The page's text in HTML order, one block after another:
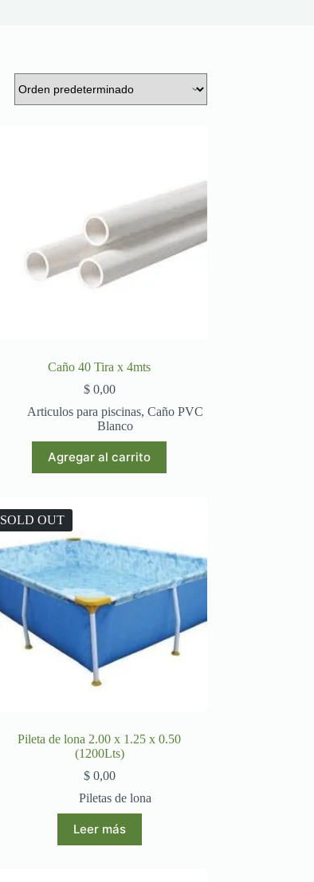
Caño 40 Tira x 4mts
$0,00
Articulos para piscinas,Caño PVC
Blanco
Agregar al carrito
SOLD OUT
Pileta de lona 2.00 x 1.25 x 0.50
(1200Lts)
$0,00
Piletas de lona
Leer más